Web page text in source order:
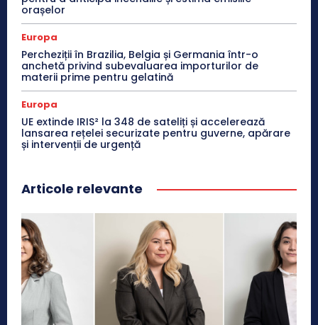
orașelor
Europa
Percheziții în Brazilia, Belgia și Germania într-o
anchetă privind subevaluarea importurilor de
materii prime pentru gelatină
Europa
UE extinde IRIS² la 348 de sateliți și accelerează
lansarea rețelei securizate pentru guverne, apărare
și intervenții de urgență
Articole relevante